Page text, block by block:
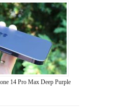
14 Pro Max Deep Purple